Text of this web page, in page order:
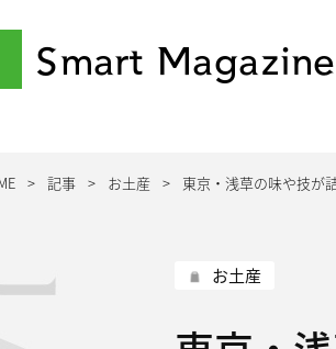
Smart Magazine
記事 お土産 東京・浅草の味や技が
お土産